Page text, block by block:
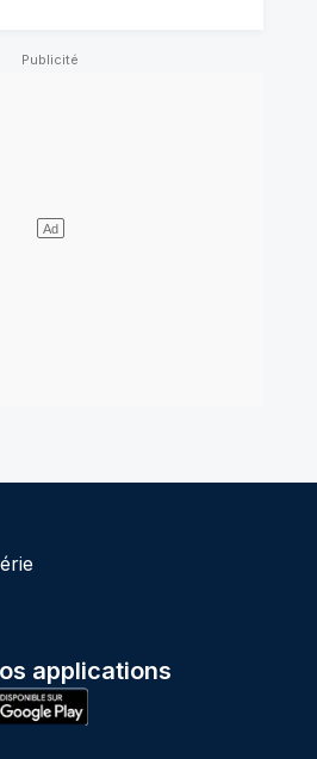
applications